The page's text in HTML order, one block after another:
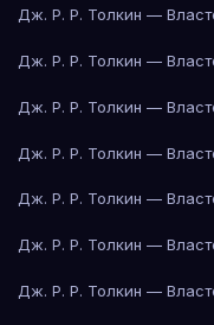
Дж. Р. Р. Толкин —
Дж. Р. Р. Толкин —
Дж. Р. Р. Толкин —
Дж. Р. Р. Толкин —
Дж. Р. Р. Толкин —
Дж. Р. Р. Толкин —
Дж. Р. Р. Толкин —